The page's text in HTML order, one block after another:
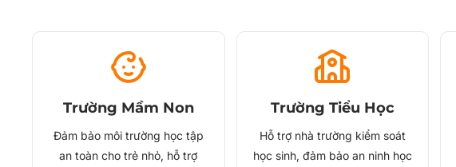
Trường Mầm Non
Đảm bảo môi trường học tập
an toàn cho trẻ nhỏ, hỗ trợ
Trường Tiểu Học
Hỗ trợ nhà trường kiểm soát
học sinh, đảm bảo an ninh học